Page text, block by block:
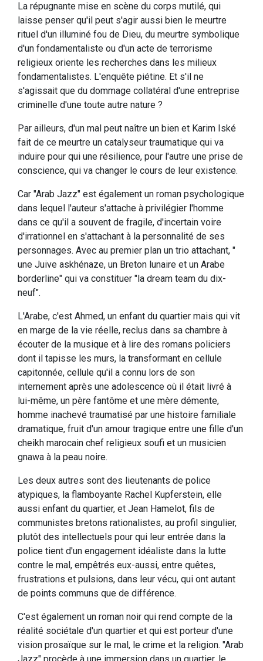
La répugnante mise en scène du corps mutilé, qui
laisse penser qu'il peut s'agir aussi bien le meurtre
rituel d'un illuminé fou de Dieu, du meurtre symbolique
d'un fondamentaliste ou d'un acte de terrorisme
religieux oriente les recherches dans les milieux
fondamentalistes. L'enquête piétine. Et s'il ne
s'agissait que du dommage collatéral d'une entreprise
criminelle d'une toute autre nature ?
Par ailleurs, d'un mal peut naître un bien et Karim Iské
fait de ce meurtre un catalyseur traumatique qui va
induire pour qui une résilience, pour l'autre une prise de
conscience, qui va changer le cours de leur existence.
Car "Arab Jazz" est également un roman psychologique
dans lequel l'auteur s'attache à privilégier l'homme
dans ce qu'il a souvent de fragile, d'incertain voire
d'irrationnel en s'attachant à la personnalité de ses
personnages. Avec au premier plan un trio attachant, "
une Juive askhénaze, un Breton lunaire et un Arabe
borderline" qui va constituer "la dream team du dix-
neuf".
L'Arabe, c'est Ahmed, un enfant du quartier mais qui vit
en marge de la vie réelle, reclus dans sa chambre à
écouter de la musique et à lire des romans policiers
dont il tapisse les murs, la transformant en cellule
capitonnée, cellule qu'il a connu lors de son
internement après une adolescence où il était livré à
lui-même, un père fantôme et une mère démente,
homme inachevé traumatisé par une histoire familiale
dramatique, fruit d'un amour tragique entre une fille d'un
cheikh marocain chef religieux soufi et un musicien
gnawa à la peau noire.
Les deux autres sont des lieutenants de police
atypiques, la flamboyante Rachel Kupferstein, elle
aussi enfant du quartier, et Jean Hamelot, fils de
communistes bretons rationalistes, au profil singulier,
plutôt des intellectuels pour qui leur entrée dans la
police tient d'un engagement idéaliste dans la lutte
contre le mal, empêtrés eux-aussi, entre quêtes,
frustrations et pulsions, dans leur vécu, qui ont autant
de points communs que de différence.
C'est également un roman noir qui rend compte de la
réalité sociétale d'un quartier et qui est porteur d'une
vision prosaïque sur le mal, le crime et la religion. "Arab